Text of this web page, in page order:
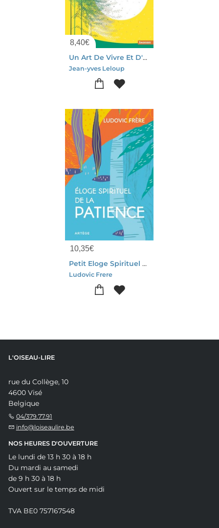
8,40€
Un Art De Vivre Et D'aimer Par Temps De Catastrophe
Jean-yves Leloup
10,35€
Petit Eloge Spirituel De La Patience
Ludovic Frere
L'OISEAU-LIRE
rue du Collège, 10
4600 Visé
Belgique
04/379.77.91
info@loiseaulire.be
NOS HEURES D'OUVERTURE
Le lundi de 13 h 30 à 18 h
Du mardi au samedi
de 9 h 30 à 18 h
Ouvert sur le temps de midi
TVA BE0 757167548